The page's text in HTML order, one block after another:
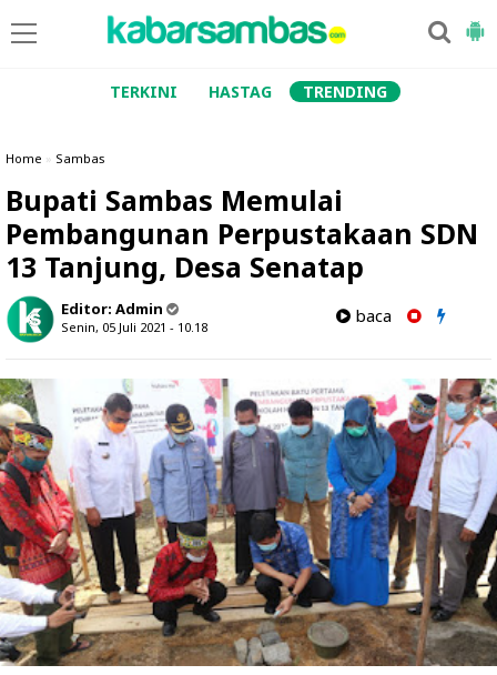
TERKINI HASTAG TRENDING
Home » Sambas
Bupati Sambas Memulai
Pembangunan Perpustakaan SDN
13 Tanjung, Desa Senatap
Editor: Admin
Senin, 05 Juli 2021 - 10.18
baca